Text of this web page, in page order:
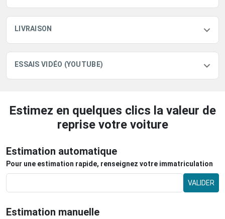
LIVRAISON
ESSAIS VIDÉO (YOUTUBE)
Estimez en quelques clics la valeur de
reprise votre voiture
Estimation automatique
Pour une estimation rapide, renseignez votre immatriculation
VALIDER
Estimation manuelle